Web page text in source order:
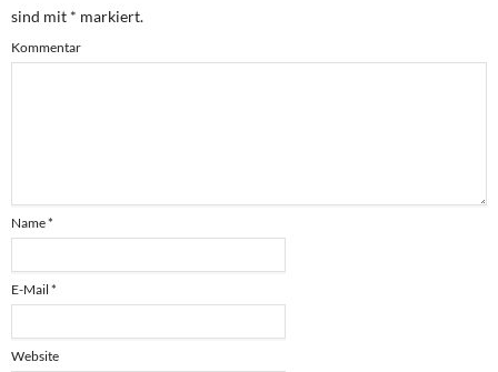
sind mit * markiert.
Kommentar
Name*
E-Mail *
Website